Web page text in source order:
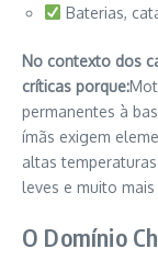
Baterias,
No contexto dos
críticas porque:
permanentes à
ímãs exigem
altas
leves e muito
O Domínio